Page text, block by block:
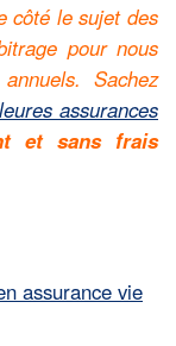
côté le sujet des
pour nous
Sachez
assurances
et sans frais
assurance vie